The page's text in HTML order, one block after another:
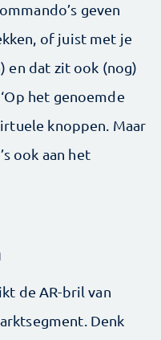
geven
of juist met je
en dat zit ook (nog)
het genoemde
knoppen. Maar
ook aan het
de AR-bril van
Denk